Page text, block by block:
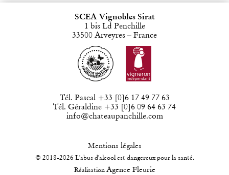
SCEA Vignobles Sirat
1 bis Ld Penchille
33500 Arveyres – France
Tél. Pascal +33 [0]6 17 49 77 63
Tél. Géraldine +33 [0]6 09 64 63 74
info@chateaupanchille.com
Mentions légales
© 2018-2026 L'abus d'alcool est dangereux pour la santé.
Réalisation Agence Fleurie